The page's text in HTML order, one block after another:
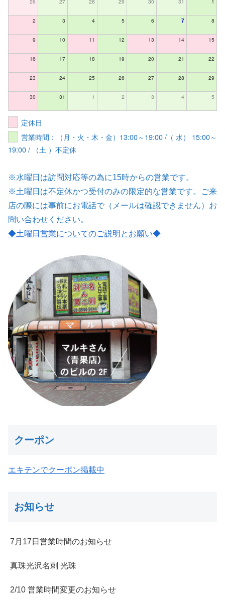
2 3 4 5 6 7 8
9 10 11 12 13 14 15
16 17 18 19 20 21 22
23 24 25 26 27 28 29
30 31 1 2 3 4 5
定休日
営業時間：（月・火・木・金）13:00～19:00 /（ 水） 15:00～
19:00 / （土 ）不定休
※水曜日は訪問対応等の為に15時からの営業です。
※土曜日は不定休かつ受付のみの限定的な営業です。ご来
店の際には事前にお電話で（メールは確認できません）お
問い合わせください。
◆土曜日営業についてのご説明とお願い◆
クーポン
エキテンでクーポン掲載中
お知らせ
7月17日営業時間のお知らせ
真珠光沢名刺 光珠
2/10 営業時間変更のお知らせ